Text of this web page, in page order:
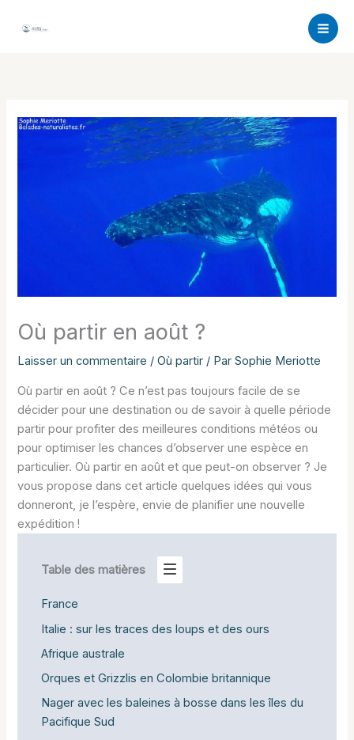
Où partir en août ?
Laisser un commentaire /Où partir / ParSophie Meriotte
Où partir en août ? Ce n’est pas toujours facile de se
décider pour une destination ou de savoir à quelle période
partir pour profiter des meilleures conditions météos ou
pour optimiser les chances d’observer une espèce en
particulier. Où partir en août et que peut-on observer ? Je
vous propose dans cet article quelques idées qui vous
donneront, je l’espère, envie de planifier une nouvelle
expédition !
Table des matières
France
Italie : sur les traces des loups et des ours
Afrique australe
Orques et Grizzlis en Colombie britannique
Nager avec les baleines à bosse dans les îles du
Pacifique Sud